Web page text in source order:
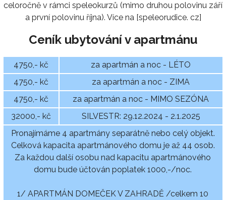
celoročně v rámci speleokurzů (mimo druhou polovinu září
a první polovinu října). Více na [speleorudice. cz]
Ceník ubytování v apartmánu
4750,- kč
za apartmán a noc - LÉTO
4750,- kč
za apartmán a noc - ZIMA
4750,- kč
za apartmán a noc - MIMO SEZÓNA
32000,- kč
SILVESTR: 29.12.2024 - 2.1.2025
Pronajímáme 4 apartmány separátně nebo celý objekt.
Celková kapacita apartmánového domu je až 44 osob.
Za každou další osobu nad kapacitu apartmánového
domu bude účtován poplatek 1000,-/noc.
1/ APARTMÁN DOMEČEK V ZAHRADĚ /celkem 10